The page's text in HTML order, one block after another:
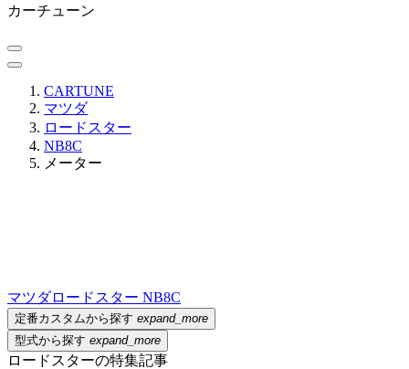
カーチューン
CARTUNE
マツダ
ロードスター
NB8C
メーター
マツダロードスター NB8C
定番カスタムから探す expand_more
型式から探す expand_more
ロードスターの特集記事